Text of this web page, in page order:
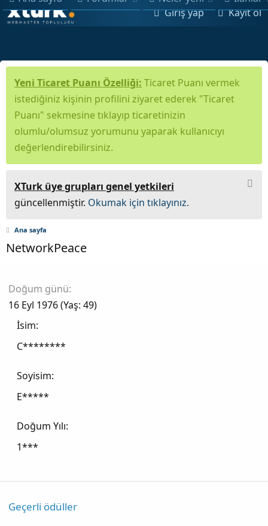
Giriş yap Kayıt ol
Yeni Ticaret Puanı Özelliği: Ticaret Puanı vermek
istediğiniz kişinin profilini ziyaret ederek "Ticaret
Puanı" sekmesine tıklayıp ticaretinizin
olumlu/olumsuz yorumunu yaparak kullanıcıyı
değerlendirebilirsiniz.
XTurk üye grupları genel yetkileri
güncellenmiştir. Okumak için tıklayınız.
Ana sayfa
NetworkPeace
Doğum günü
16 Eyl 1976 (Yaş: 49)
İsim
C********
Soyisim
E*****
Doğum Yılı
1***
Geçerli ödüller